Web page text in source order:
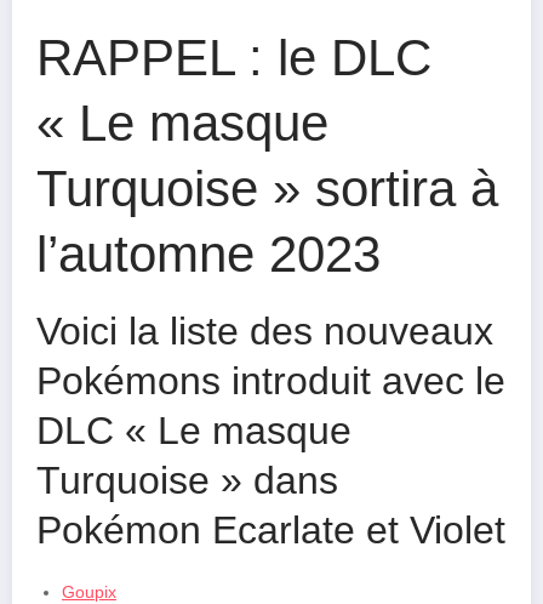
RAPPEL : le DLC
« Le masque
Turquoise » sortira à
l’automne 2023
Voici la liste des nouveaux
Pokémons introduit avec le
DLC « Le masque
Turquoise » dans
Pokémon Ecarlate et Violet
Goupix